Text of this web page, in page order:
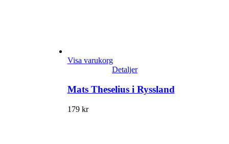
Visa varukorg
Detaljer
Mats Theselius i Ryssland
179 kr